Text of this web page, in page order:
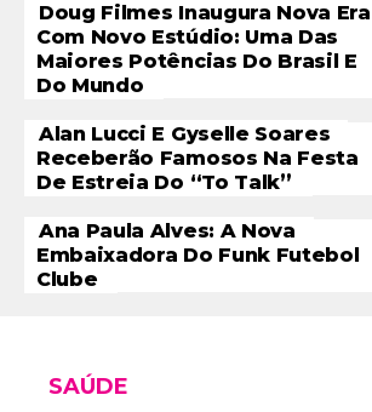
Doug Filmes Inaugura Nova Era
Com Novo Estúdio: Uma Das
Maiores Potências Do Brasil E
Do Mundo
Alan Lucci E Gyselle Soares
Receberão Famosos Na Festa
De Estreia Do “To Talk”
Ana Paula Alves: A Nova
Embaixadora Do Funk Futebol
Clube
SAÚDE